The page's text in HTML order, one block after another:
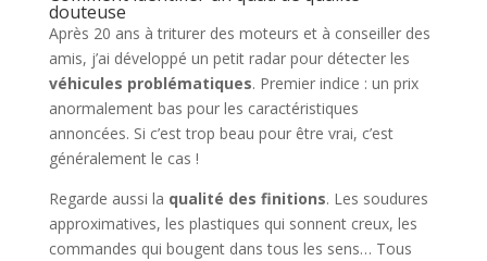
douteuse
Après 20 ans à triturer des moteurs et à conseiller des
amis, j’ai développé un petit radar pour détecter les
véhicules problématiques. Premier indice : un prix
anormalement bas pour les caractéristiques
annoncées. Si c’est trop beau pour être vrai, c’est
généralement le cas !
Regarde aussi la qualité des finitions. Les soudures
approximatives, les plastiques qui sonnent creux, les
commandes qui bougent dans tous les sens… Tous